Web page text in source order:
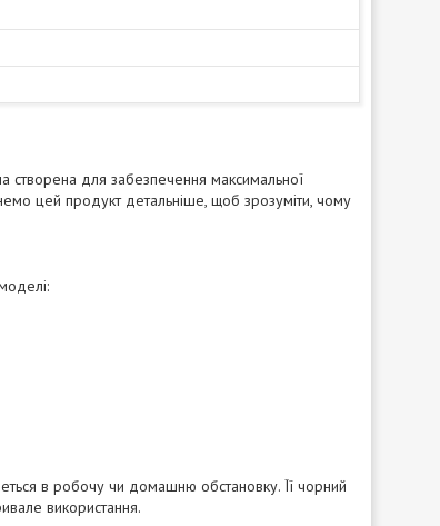
створена для забезпечення максимальної
цей продукт детальніше, щоб зрозуміти, чому
в робочу чи домашню обстановку. Її чорний
використання.